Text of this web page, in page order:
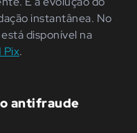
instantânea. No
disponível na
Pix.
antifraude